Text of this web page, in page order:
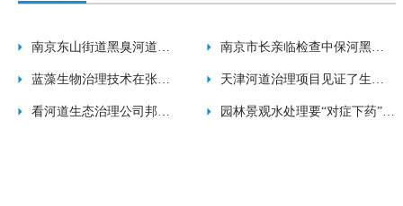
南京东山街道黑臭河道治
理项目迎来了各界领导检
查
南京市长亲临检查中保河黑臭
河道治理项目
蓝藻生物治理技术在张贵
庄小王庄项目中的应用
天津河道治理项目见证了生物
治理、生态养护技术的效果
看河道生态治理公司邦源 园林景观水处理要“对症下药”，